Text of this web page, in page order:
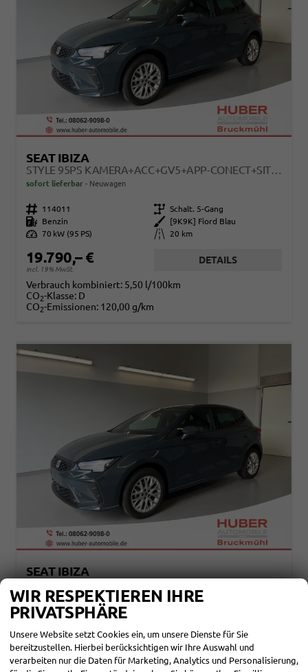
SEAT IBIZA
STYLE 95PS KAMERA+ACC+GV5+APP-CONECT+SITZHEIZUNG+PARKPILOT HINTEN
sofort lieferbar Neuwagen
Fahrzeugnr. 114011 Getriebe Schalt. 5-Gang
Kraftstoff
Benzin Außenfarbe
[9K9K] Fiord Blau
Leistung 70 kW (95 PS) Kilometerstand 20 km
19.790,– €
incl. 19% MwSt.
DETAILS
Verbrauch kombiniert: 5,50 l/100km
CO2-Klasse: D
CO2-Emissionen: 120,00 g/km
SEAT IBIZA
sofort lieferbar Neuwagen
Kraftstoff Benzin Außenfarbe [9K9K] Fiord Blau
Leistung 70 kW (95 PS) Kilometerstand 20 km
WIR RESPEKTIEREN IHRE
PRIVATSPHÄRE
Unsere Website setzt Cookies ein, um unsere Dienste für Sie
bereitzustellen. Hierbei berücksichtigen wir Ihre Auswahl und
verarbeiten nur die Daten für Marketing, Analytics und Personalisierung,